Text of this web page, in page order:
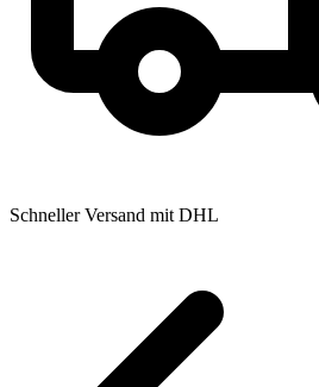
Schneller Versand mit DHL